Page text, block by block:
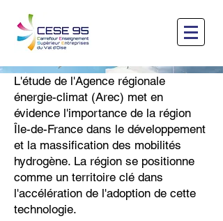
L'étude de l'Agence régionale
énergie-climat (Arec) met en
évidence l'importance de la région
Île-de-France dans le développement
et la massification des mobilités
hydrogène. La région se positionne
comme un territoire clé dans
l'accélération de l'adoption de cette
technologie.